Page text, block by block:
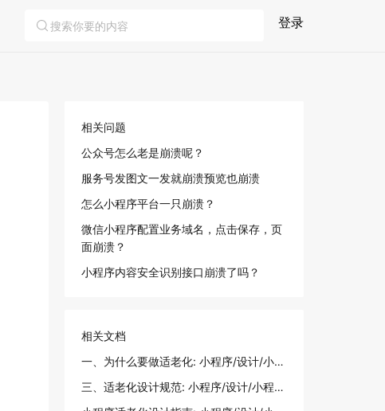
登录
相关问题
公众号怎么老是崩溃呢？
服务号发图文一发就崩溃预览也崩溃
怎么小程序平台一只崩溃？
微信小程序配置业务域名，点击保存，页
面崩溃？
小程序内容安全识别接口崩溃了吗？
相关文档
一、为什么要做适老化: 小程序/设计/小程序适老化设计指南
三、适老化设计规范: 小程序/设计/小程序适老化设计指南